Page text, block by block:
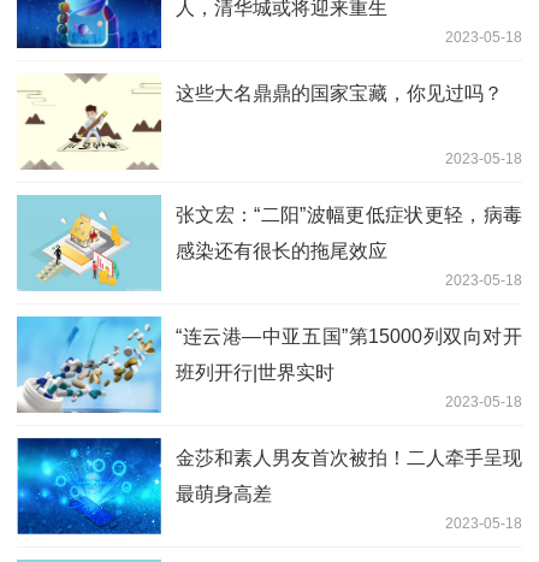
人，清华城或将迎来重生
2023-05-18
这些大名鼎鼎的国家宝藏，你见过吗？
2023-05-18
张文宏：“二阳”波幅更低症状更轻，病毒
感染还有很长的拖尾效应
2023-05-18
“连云港—中亚五国”第15000列双向对开
班列开行|世界实时
2023-05-18
金莎和素人男友首次被拍！二人牵手呈现
最萌身高差
2023-05-18